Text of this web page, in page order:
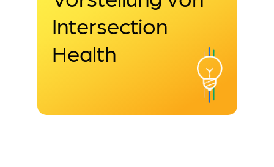
Intersection
Health